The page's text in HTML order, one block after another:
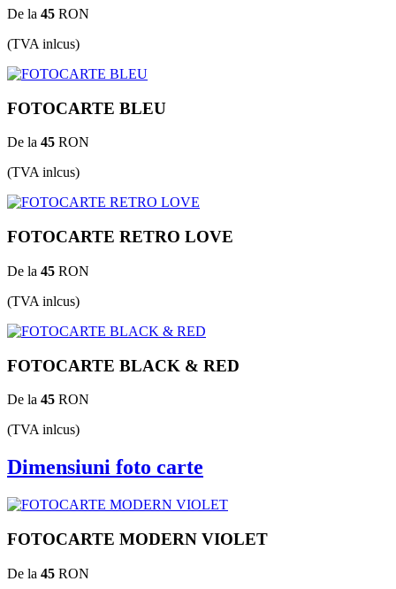
De la 45 RON
(TVA inlcus)
FOTOCARTE BLEU
De la 45 RON
(TVA inlcus)
FOTOCARTE RETRO LOVE
De la 45 RON
(TVA inlcus)
FOTOCARTE BLACK & RED
De la 45 RON
(TVA inlcus)
Dimensiuni foto carte
FOTOCARTE MODERN VIOLET
De la 45 RON